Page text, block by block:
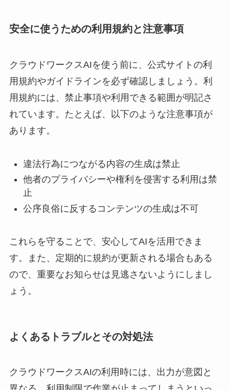
安全に使うための利用規約と注意事項
クラウドワークスAIを使う前に、公式サイトの利
用規約やガイドラインを必ず確認しましょう。利
用規約には、禁止事項や利用できる範囲が明記さ
れています。たとえば、以下のような注意事項が
あります。
違法行為につながる内容の生成は禁止
他者のプライバシーや権利を侵害する利用は禁
止
公序良俗に反するコンテンツの生成は不可
これらを守ることで、安心してAIを活用できま
す。また、定期的に規約が更新される場合もある
ので、重要なお知らせは見逃さないようにしまし
ょう。
よくあるトラブルとその対処法
クラウドワークスAIの利用時には、出力が意図と